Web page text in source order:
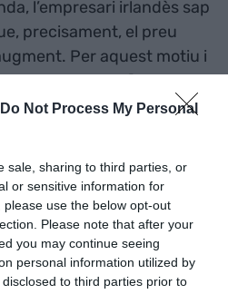
Do Not Process My Personal
sale, sharing to third parties, or
or sensitive information for
use the below opt-out
Please note that after your
you may continue seeing
personal information utilized by
to third parties prior to
l’empresari irlandès sap
precisament, el preu
Per aquest motiu i
disposa l’edifici, Fahy
també es
d’or.
i
tipus de client, el director